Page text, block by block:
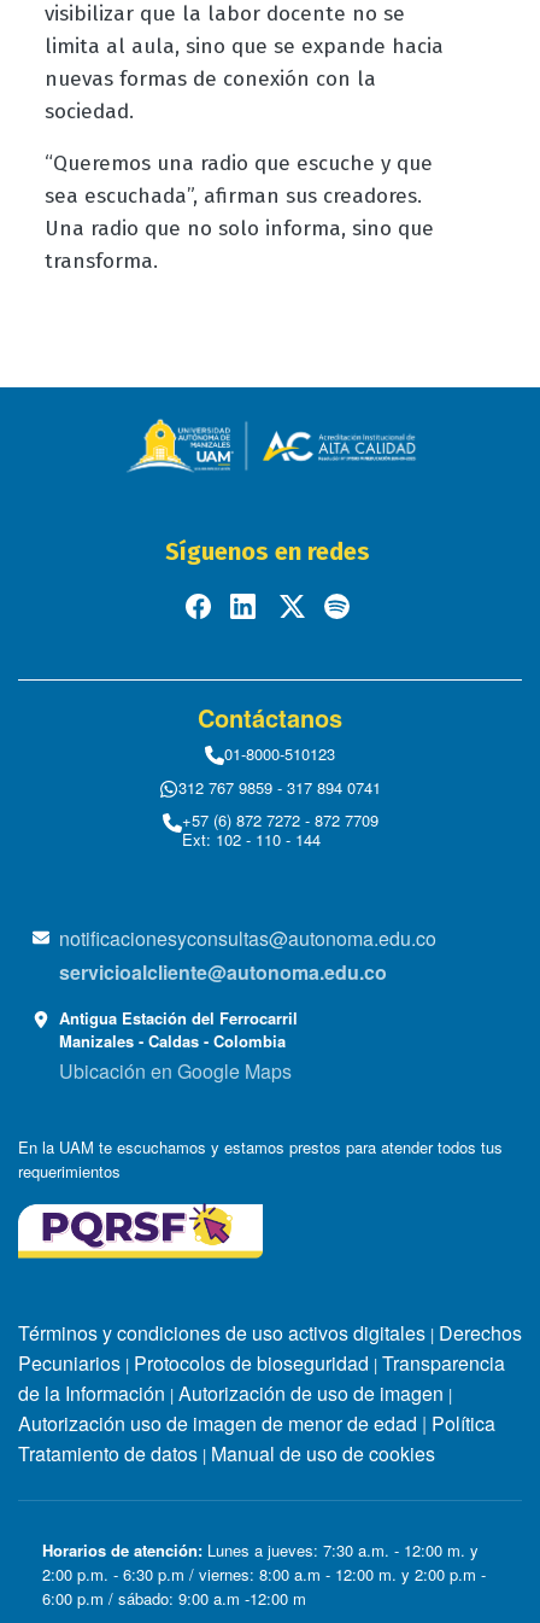
visibilizar que la labor docente no se
limita al aula, sino que se expande hacia
nuevas formas de conexión con la
sociedad.
“Queremos una radio que escuche y que
sea escuchada”, afirman sus creadores.
Una radio que no solo informa, sino que
transforma.
Síguenos en redes
Contáctanos
01-8000-510123
312 767 9859 - 317 894 0741
+57 (6) 872 7272 - 872 7709
Ext: 102 - 110 - 144
notificacionesyconsultas@autonoma.edu.co
servicioalcliente@autonoma.edu.co
Antigua Estación del Ferrocarril
Manizales - Caldas - Colombia
Ubicación en Google Maps
En la UAM te escuchamos y estamos prestos para atender todos tus
requerimientos
Términos y condiciones de uso activos digitales | Derechos
Pecuniarios | Protocolos de bioseguridad | Transparencia
de la Información | Autorización de uso de imagen |
Autorización uso de imagen de menor de edad | Política
Tratamiento de datos | Manual de uso de cookies
Horarios de atención: Lunes a jueves: 7:30 a.m. - 12:00 m. y
2:00 p.m. - 6:30 p.m / viernes: 8:00 a.m - 12:00 m. y 2:00 p.m -
6:00 p.m / sábado: 9:00 a.m -12:00 m